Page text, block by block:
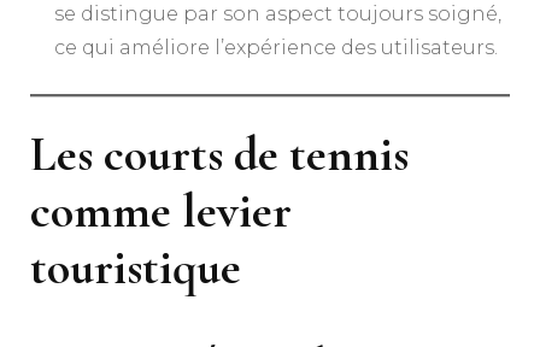
se distingue par son aspect toujours soigné,
ce qui améliore l’expérience des utilisateurs.
Les courts de tennis
comme levier
touristique